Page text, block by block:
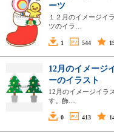
ーツ
１２月のイメージイ
ツのイラ…
1 544
12月のイメージ
ーのイラスト
12月のイメージイラ
す。飾…
0 413